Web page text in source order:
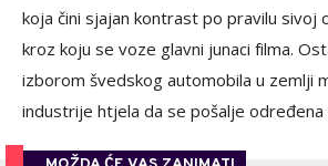
koja čini sjajan kontrast po pravilu sivoj
kroz koju se voze glavni junaci filma.
izborom švedskog automobila u zemlji
industrije htjela da se pošalje određena